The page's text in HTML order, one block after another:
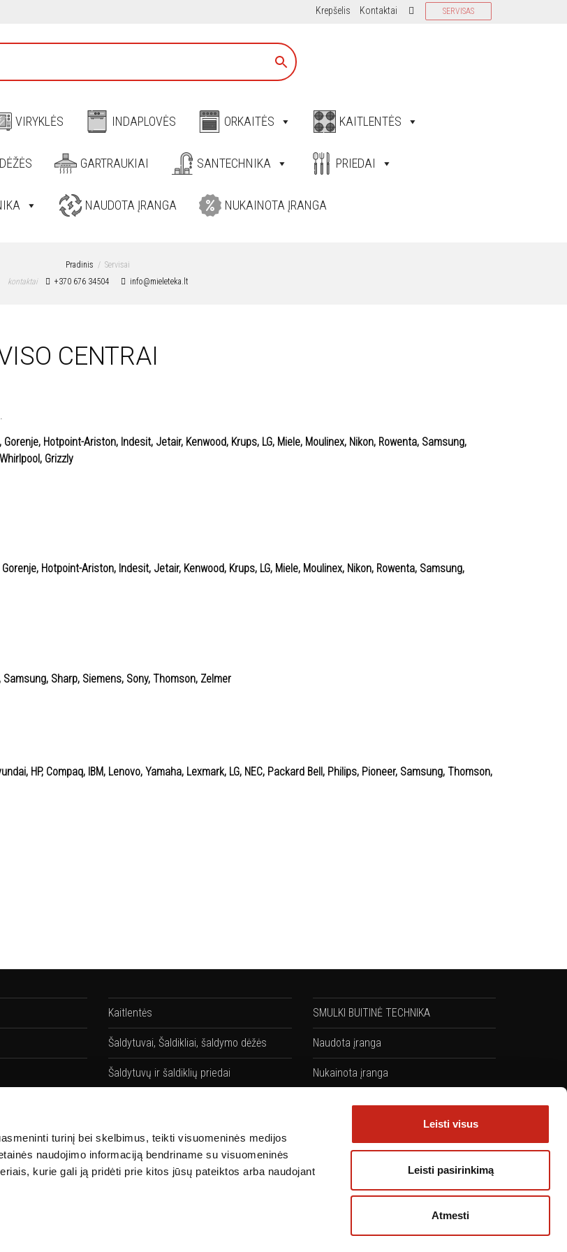
turinį bei skelbimus, teikti visuomeninės medijos
naudojimo informaciją bendriname su visuomeninės
kurie gali ją pridėti prie kitos jūsų pateiktos arba naudojant
Leisti visus
Leisti pasirinkimą
Atmesti
SERVISAS
Kontaktai
Krepšelis
VIRYKLĖS INDAPLOVĖS ORKAITĖS KAITLENTĖS
GARTRAUKIAI SANTECHNIKA PRIEDAI
NAUDOTA ĮRANGA NUKAINOTA ĮRANGA
Pradinis
Servisai
kontaktai
+370 676 34504 info@mieleteka.lt
CENTRAI
Hotpoint-Ariston, Indesit, Jetair, Kenwood, Krups, LG, Miele, Moulinex, Nikon, Rowenta, Samsung,
Grizzly
Hotpoint-Ariston, Indesit, Jetair, Kenwood, Krups, LG, Miele, Moulinex, Nikon, Rowenta, Samsung,
Sharp, Siemens, Sony, Thomson, Zelmer
HP, Compaq, IBM, Lenovo, Yamaha, Lexmark, LG, NEC, Packard Bell, Philips, Pioneer, Samsung, Thomson,
Kaitlentės
Šaldytuvai, Šaldikliai, šaldymo dėžės
Šaldytuvų ir šaldiklių priedai
Gartraukių priedai
Santechnika
SMULKI BUITINĖ TECHNIKA
Naudota įranga
Nukainota įranga
Komplektai: Kaitlentės + Orkaitės